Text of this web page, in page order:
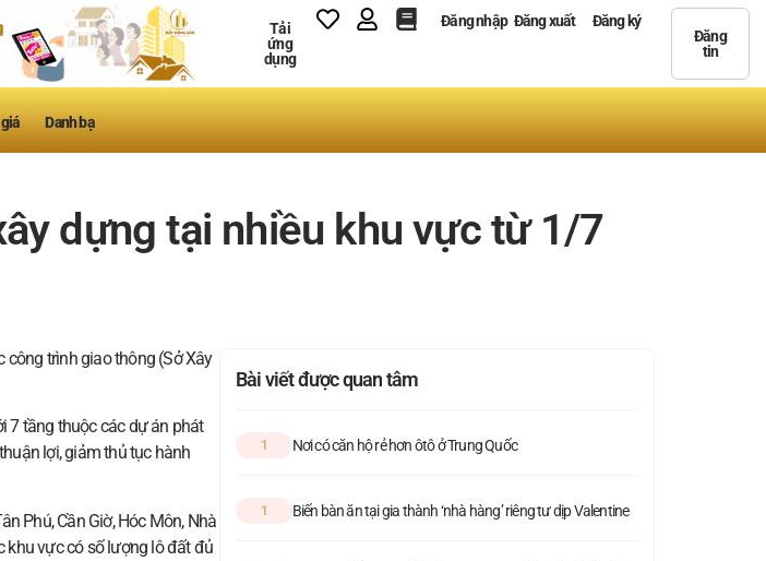
Tải
ứng
dụng
Đăng nhập Đăng xuất
Đăng ký
Đăng
tin
Danh bạ
dựng tại nhiều khu vực từ 1/7
công trình giao thông (Sở Xây
7 tầng thuộc các dự án phát
lợi, giảm thủ tục hành
Phú, Cần Giờ, Hóc Môn, Nhà
khu vực có số lượng lô đất đủ
Bài viết được quan tâm
1 Nơi có căn hộ rẻ hơn ôtô ở Trung Quốc
1 Biến bàn ăn tại gia thành ‘nhà hàng’ riêng tư dịp Valentine